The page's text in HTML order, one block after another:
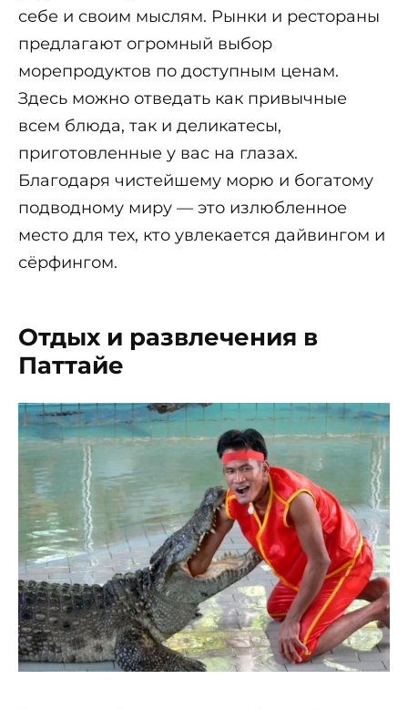
себе и своим мыслям. Рынки и рестораны
предлагают огромный выбор
морепродуктов по доступным ценам.
Здесь можно отведать как привычные
всем блюда, так и деликатесы,
приготовленные у вас на глазах.
Благодаря чистейшему морю и богатому
подводному миру — это излюбленное
место для тех, кто увлекается дайвингом и
сёрфингом.
Отдых и развлечения в
Паттайе